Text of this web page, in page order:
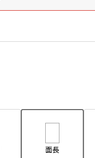
面長